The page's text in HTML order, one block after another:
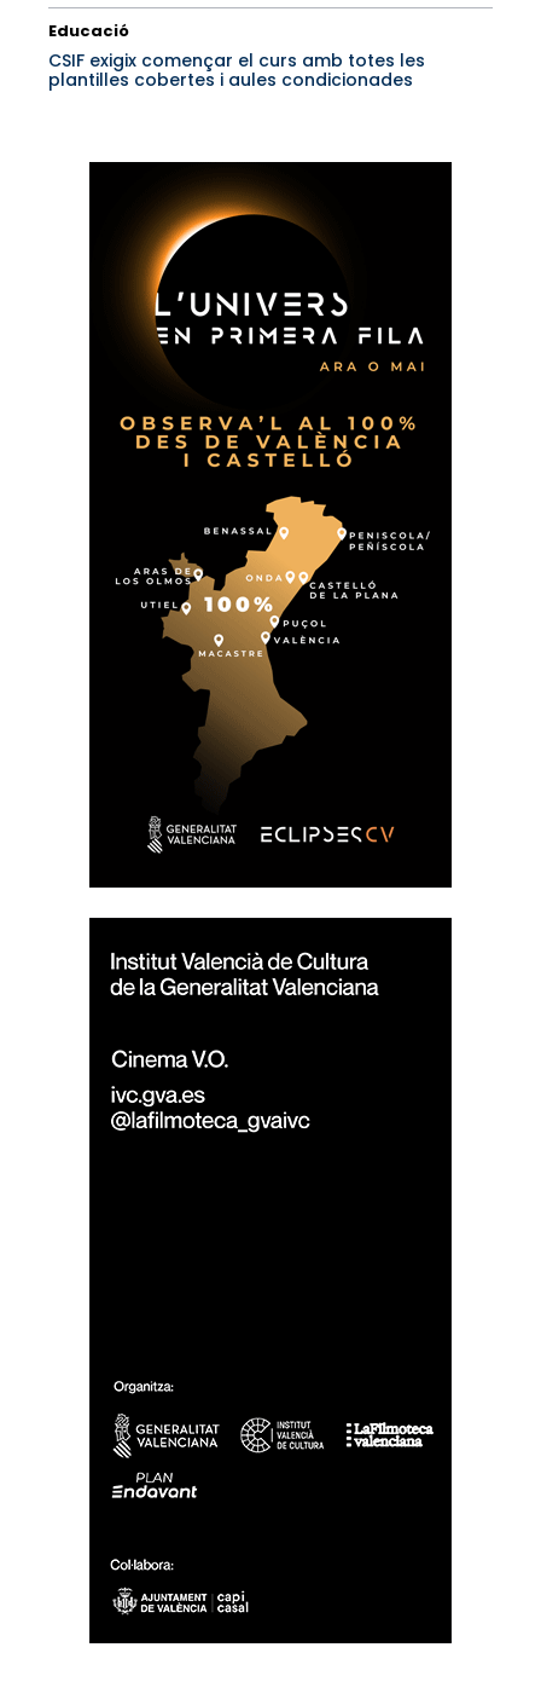
Educació
CSIF exigix començar el curs amb totes les
plantilles cobertes i aules condicionades